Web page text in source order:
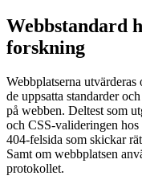
Webbstandard
forskning
Webbplatserna
de uppsatta standarder
på webben. Deltest som
och CSS-valideringen
404-felsida som skickar
Samt om webbplatsen
protokollet.